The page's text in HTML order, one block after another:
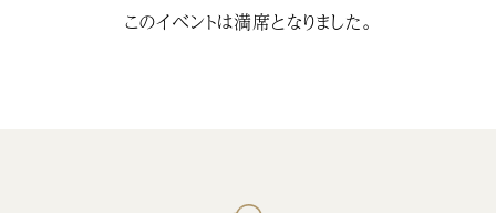
このイベントは満席となりました。